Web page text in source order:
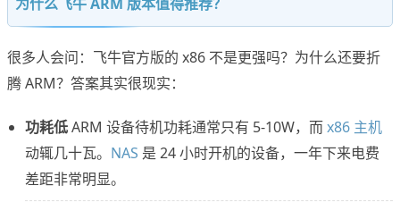
很多人会问：飞牛官方版的 x86 不是更强吗？为什么还要折
腾 ARM？答案其实很现实：
功耗低ARM 设备待机功耗通常只有 5-10W，而x86 主机
动辄几十瓦。 NAS 是 24 小时开机的设备，一年下来电费
差距非常明显。